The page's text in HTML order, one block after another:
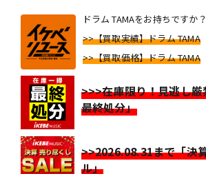
ドラム TAMAをお持ちですか？
>>【買取実績】ドラム TAMA
>>【買取価格】ドラム TAMA
>>>在庫限り！見逃し
最終処分」
>>2026.08.31まで「決
ル」